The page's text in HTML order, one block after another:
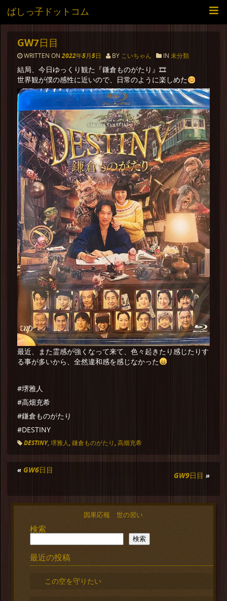
ばしっ子ドットコム
GW7日目
WRITTEN ON 2022年5月5日 BY こいちゃん IN 未分類
結局、今日ゆっくり観た『鎌倉ものがたり』🎞
世界観が僕の感性に近いので、日常のように楽しめた
最近、また霊感が強くなって来て、色々起きたり感じたりす
る事が多いから、全然違和感を感じなかった
#堺雅人
#高畑充希
#鎌倉ものがたり
#DESTINY
DESTINY, 堺雅人, 鎌倉ものがたり , 高畑充希
« GW6日目
GW9日目 »
因果応報 世の習い
検索
検索
最近の投稿
この空を守りたい